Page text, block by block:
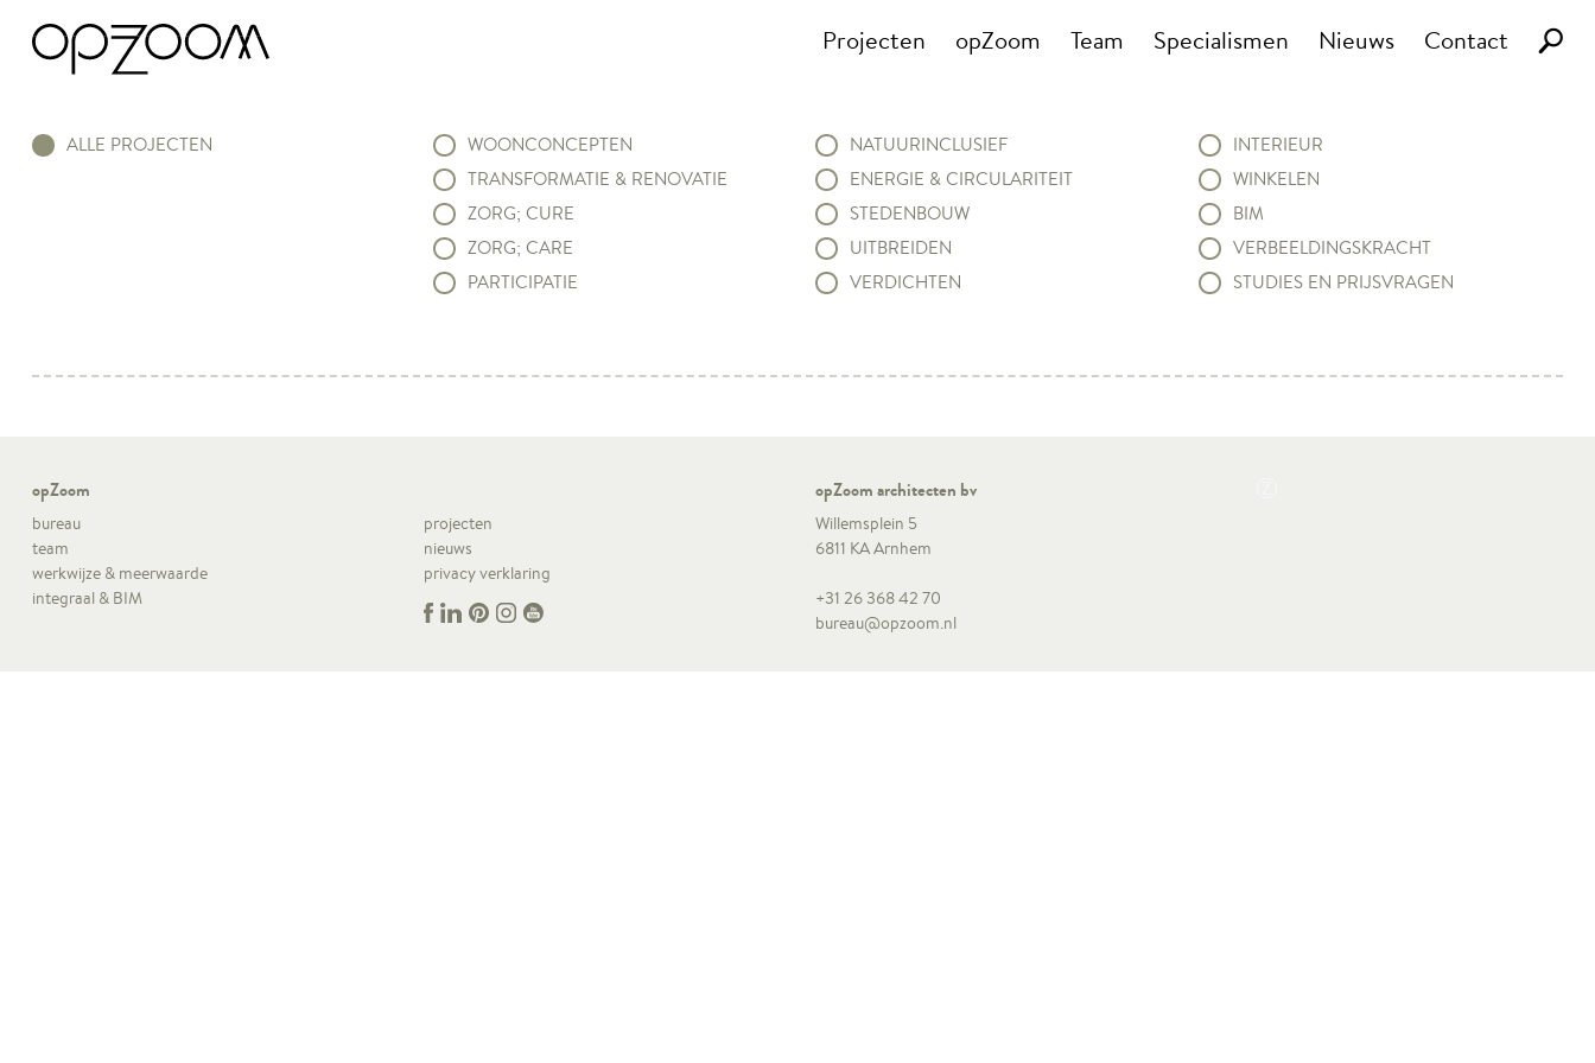
Projecten opZoom Team Specialismen Nieuws Contact
ALLE PROJECTEN
WOONCONCEPTEN
TRANSFORMATIE & RENOVATIE
ZORG; CURE
ZORG; CARE
PARTICIPATIE
NATUURINCLUSIEF
ENERGIE & CIRCULARITEIT
STEDENBOUW
UITBREIDEN
VERDICHTEN
INTERIEUR
WINKELEN
BIM
VERBEELDINGSKRACHT
STUDIES EN PRIJSVRAGEN
opZoom
bureau
projecten
team
nieuws
werkwijze & meerwaarde
privacy verklaring
integraal & BIM
opZoom architecten bv
Willemsplein 5
6811 KA Arnhem
+31 26 368 42 70
bureau@opzoom.nl